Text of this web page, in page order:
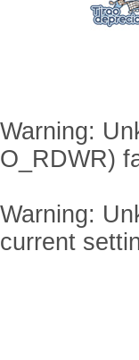
Warning:
O_RDWR)
Warning:
current